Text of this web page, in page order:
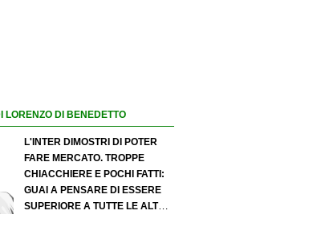
LORENZO DI BENEDETTO
L'INTER DIMOSTRI DI POTER
FARE MERCATO. TROPPE
CHIACCHIERE E POCHI FATTI:
GUAI A PENSARE DI ESSERE
SUPERIORE A TUTTE LE ALTRE